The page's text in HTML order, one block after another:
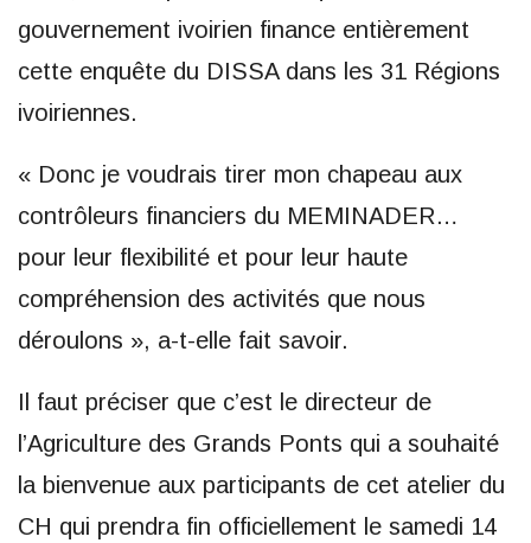
gouvernement ivoirien finance entièrement
cette enquête du DISSA dans les 31 Régions
ivoiriennes.
« Donc je voudrais tirer mon chapeau aux
contrôleurs financiers du MEMINADER…
pour leur flexibilité et pour leur haute
compréhension des activités que nous
déroulons », a-t-elle fait savoir.
Il faut préciser que c’est le directeur de
l’Agriculture des Grands Ponts qui a souhaité
la bienvenue aux participants de cet atelier du
CH qui prendra fin officiellement le samedi 14